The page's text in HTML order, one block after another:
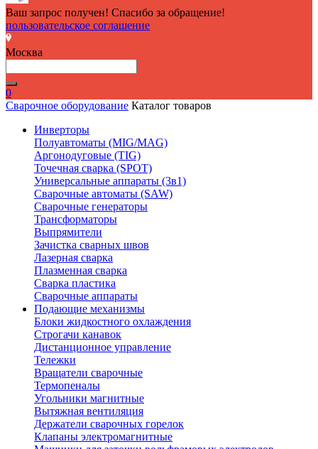
Ваш запрос получен! Спасибо за обращение!
пользовательское соглашение
Москва
0
Сварочное оборудование Каталог товаров
Инверторы
Полуавтоматы (MIG/MAG)
Аргонодуговые (TIG)
Точечная сварка (SPOT)
Универсальные аппараты (3в1)
Сварочные автоматы (SAW)
Сварочные генераторы
Трансформаторы
Выпрямители
Зачистка сварных швов
Лазерная сварка
Плазменная сварка
Сварка пластика
Сварочные аппараты
Подающие механизмы
Блоки жидкостного охлаждения
Строгачи канавок
Дистанционное управление
Тележки
Вращатели сварочные
Термопеналы
Угольники магнитные
Вытяжная вентиляция
Держатели сварочных горелок
Клапаны электромагнитные